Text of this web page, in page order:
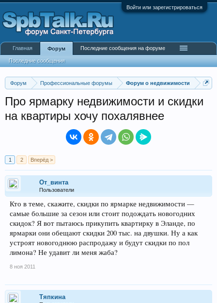
Войти или зарегистрироваться
Форум Профессиональные форумы Форум о недвижимости
Про ярмарку недвижимости и скидки
на квартиры хочу похалявнее
1 2 Вперёд >
От_винта
Пользователи
Кто в теме, скажите, скидки по ярмарке недвижимости —
самые большие за сезон или стоит подождать новогодних
скидок? Я вот пытаюсь прикупить квартирку в Эланде, по
ярмарки они обещают скидки 200 тыс. на двушки. Ну а как
устроят новогоднюю распродажу и будут скидки по пол
лимона? Не удавит ли меня жаба?
8 ноя 2011
Тяпкина
Главная Форум
Последние сообщения
Последние сообщения на форуме